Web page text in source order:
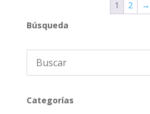
1 2
→
Búsqueda
Categorías